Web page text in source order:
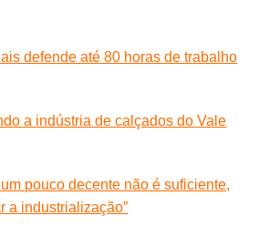
defende até 80 horas de trabalho
a indústria de calçados do Vale
pouco decente não é suficiente,
a industrialização”